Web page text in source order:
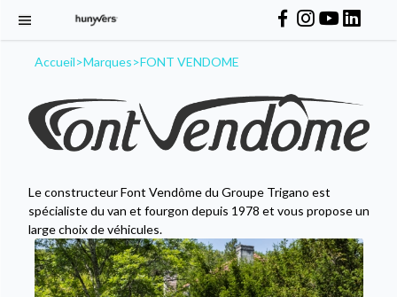
Accueil>Marques>FONT VENDOME
Le constructeur Font Vendôme du Groupe Trigano est
spécialiste du van et fourgon depuis 1978 et vous propose un
large choix de véhicules.